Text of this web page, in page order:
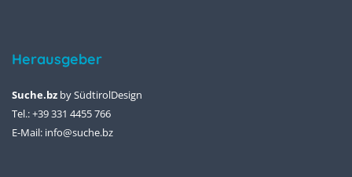
Herausgeber
Suche.bz bySüdtirolDesign
Tel.: +39 331 4455 766
E-Mail: info@suche.bz